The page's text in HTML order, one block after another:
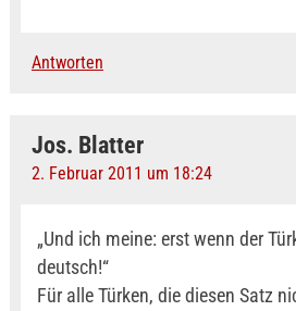
Antworten
Jos. Blatter
2. Februar 2011 um 18:24
„Und ich meine: erst wenn der
deutsch!“
Für alle Türken, die diesen Satz